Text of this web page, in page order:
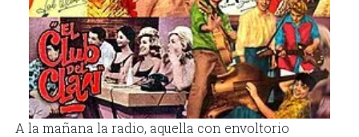
A la mañana la radio, aquella con envoltorio